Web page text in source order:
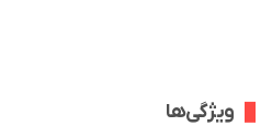
ویژگی‌ها